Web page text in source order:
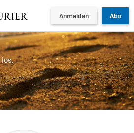
Anmelden Abo
los,